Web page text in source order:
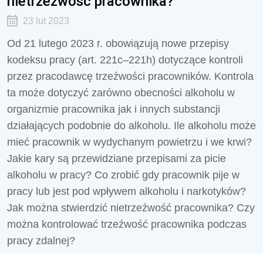
23 lut 2023
Od 21 lutego 2023 r. obowiązują nowe przepisy
kodeksu pracy (art. 221c–221h) dotyczące kontroli
przez pracodawcę trzeźwości pracowników. Kontrola
ta może dotyczyć zarówno obecności alkoholu w
organizmie pracownika jak i innych substancji
działających podobnie do alkoholu. Ile alkoholu może
mieć pracownik w wydychanym powietrzu i we krwi?
Jakie kary są przewidziane przepisami za picie
alkoholu w pracy? Co zrobić gdy pracownik pije w
pracy lub jest pod wpływem alkoholu i narkotyków?
Jak można stwierdzić nietrzeźwość pracownika? Czy
można kontrolować trzeźwość pracownika podczas
pracy zdalnej?